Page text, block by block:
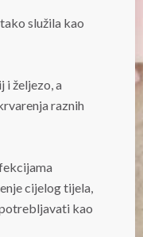
služila kao
i željezo, a
raznih
cijelog tijela,
kao